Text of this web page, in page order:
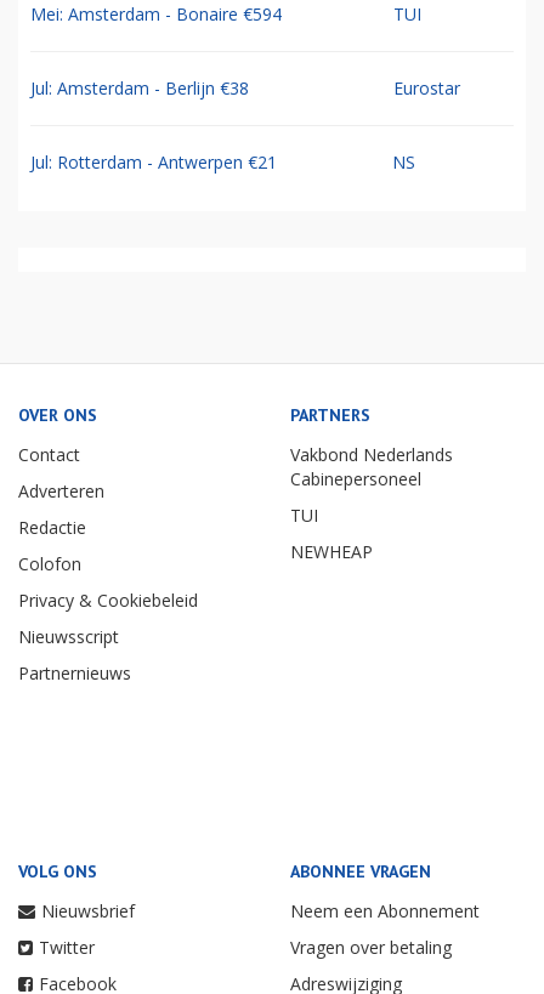
Mei: Amsterdam - Bonaire €594 TUI
Jul: Amsterdam - Berlijn €38 Eurostar
Jul: Rotterdam - Antwerpen €21 NS
OVER ONS
Contact
Adverteren
Redactie
Colofon
Privacy & Cookiebeleid
Nieuwsscript
Partnernieuws
PARTNERS
Vakbond Nederlands
Cabinepersoneel
TUI
NEWHEAP
VOLG ONS
Nieuwsbrief
Twitter
Facebook
ABONNEE VRAGEN
Neem een Abonnement
Vragen over betaling
Adreswijziging